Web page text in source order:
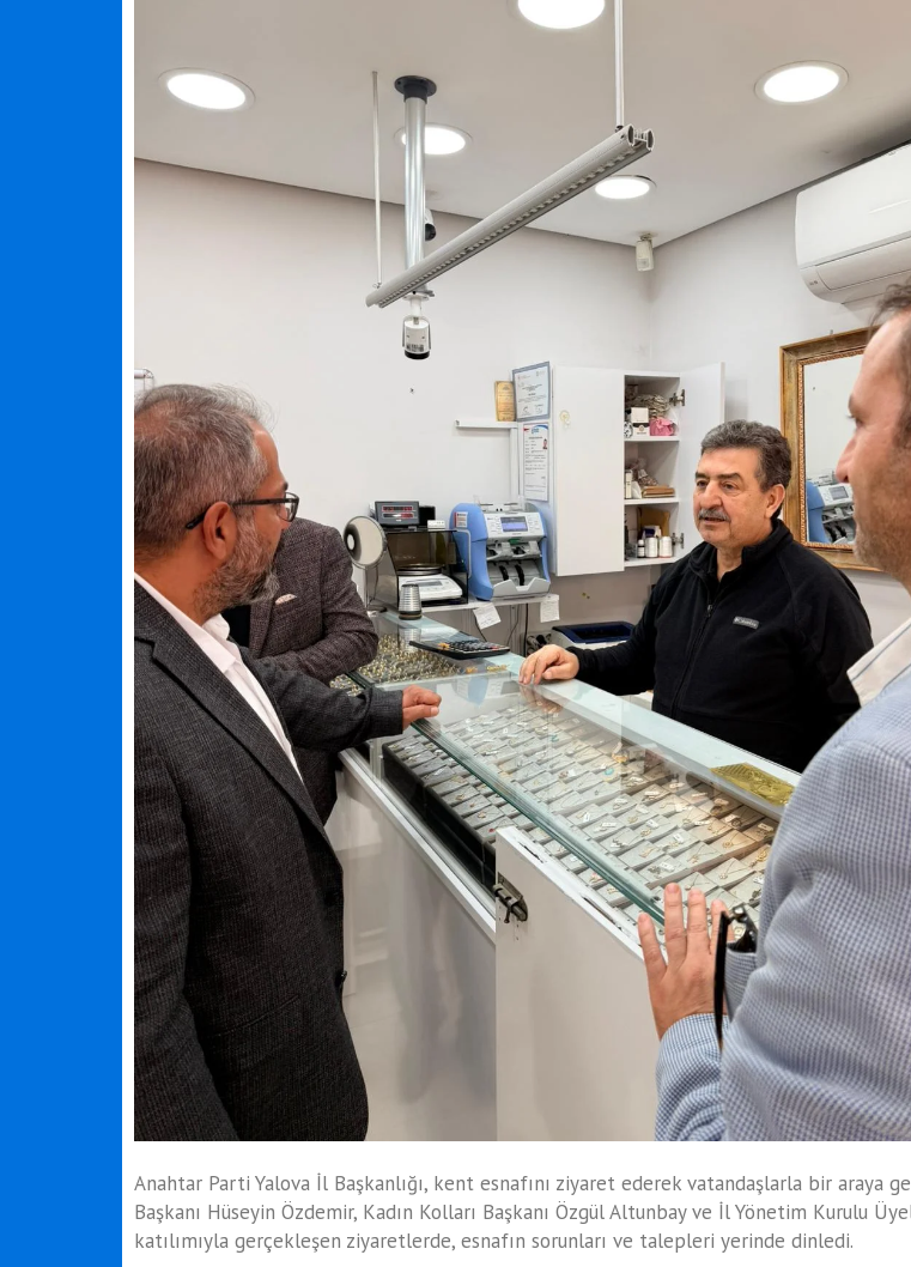
Anahtar Parti Yalova İl Başkanlığı, kent esnafını ziyaret ederek vatandaşlarla bir araya
Başkanı Hüseyin Özdemir, Kadın Kolları Başkanı Özgül Altunbay ve İl Yönetim Kurulu
katılımıyla gerçekleşen ziyaretlerde, esnafın sorunları ve talepleri yerinde dinledi.